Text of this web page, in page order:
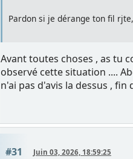
Pardon si je dérange ton fil
Avant toutes choses , as tu
observé cette situation ....
n'ai pas d'avis la dessus , fin
#31 Juin 03, 2026, 18:59:25